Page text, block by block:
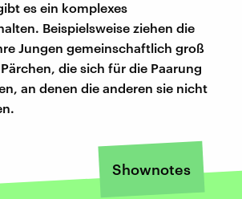
es ein komplexes
Beispielsweise ziehen die
Jungen gemeinschaftlich groß
die sich für die Paarung
an denen die anderen sie nicht
Shownotes